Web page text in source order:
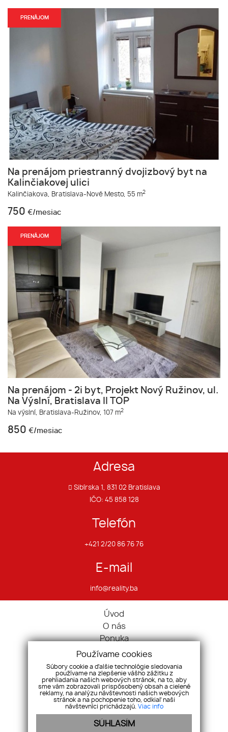
PRENÁJOM
Na prenájom priestranný dvojizbový byt na
Kalinčiakovej ulici
Kalinčiakova, Bratislava-Nové Mesto, 55 m2
750 €/mesiac
PRENÁJOM
Na prenájom - 2i byt, Projekt Nový Ružinov, ul.
Na Výslní, Bratislava II TOP
Na výslní, Bratislava-Ružinov, 107 m2
850 €/mesiac
Adresa
Sibírska 1, 831 02 Bratislava
IČO: 45 858 128
Telefón
+421 2/20 86 76 76
E-mail
info@reality.ba
Úvod
O nás
Ponuka
Pravidlá cookies
Ponúknite nám
Služby
Kontakt
Ochrana osobných údajov
Pozemky
Používame cookies
Súbory cookie a ďalšie technológie sledovania
používame na zlepšenie vášho zážitku z
prehliadania našich webových stránok, na to, aby
sme vám zobrazovali prispôsobený obsah a cielené
reklamy, na analýzu návštevnosti našich webových
stránok a na pochopenie toho, odkiaľ naši
návštevníci prichádzajú. Viac info
SÚHLASÍM